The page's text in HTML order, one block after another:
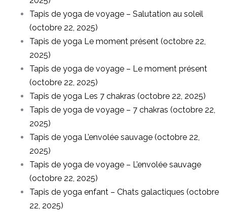
Tapis de yoga de voyage – Salutation au soleil
(octobre 22, 2025)
Tapis de yoga Le moment présent (octobre 22,
2025)
Tapis de yoga de voyage – Le moment présent
(octobre 22, 2025)
Tapis de yoga Les 7 chakras (octobre 22, 2025)
Tapis de yoga de voyage – 7 chakras (octobre 22,
2025)
Tapis de yoga L’envolée sauvage (octobre 22,
2025)
Tapis de yoga de voyage – L’envolée sauvage
(octobre 22, 2025)
Tapis de yoga enfant – Chats galactiques (octobre
22, 2025)